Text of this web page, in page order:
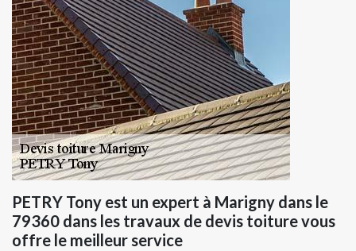
PETRY Tony est un expert à Marigny dans le
79360 dans les travaux de devis toiture vous
offre le meilleur service